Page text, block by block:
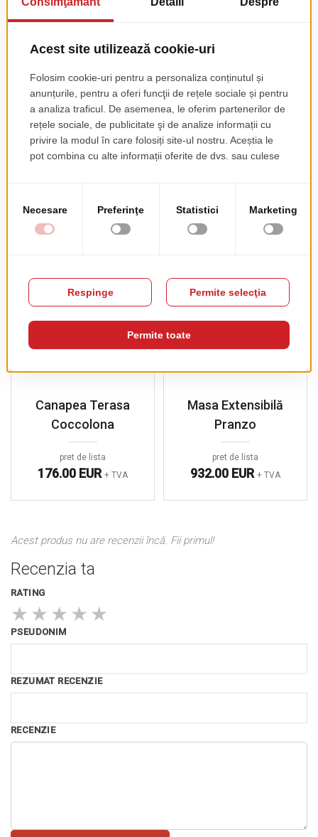
Scaun Plus 630
Fotoliu Terasa
Coccolona
pret de lista
85.00 EUR+ TVA
PRODUSE COMPLEMENTARE
Canapea Terasa
Coccolona
pret de lista
176.00 EUR + TVA
Masa Extensibilă
Pranzo
pret de lista
932.00 EUR + TVA
Acest produs nu are recenzii încă. Fii primul!
Recenzia ta
RATING
★ ★ ★ ★ ★
PSEUDONIM
REZUMAT RECENZIE
RECENZIE